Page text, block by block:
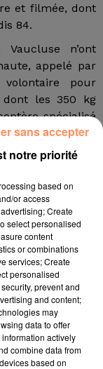
et filmée, dont
84.
n’ont
appelé par
pour
dont les 350 kg
spécialisé
des sapeurs-
mercredi.
et bandé les
pour qu’il
des sapeurs-
vol, Rio a atterri
à Robion.
"Il a
rien ne s’était
qui finit bien
notre priorité
based on
or access
Create
select personalised
content
or combinations
services; Create
personalised
prevent and
and content;
may
data to offer
actively
combine data from
based on
sans accepter